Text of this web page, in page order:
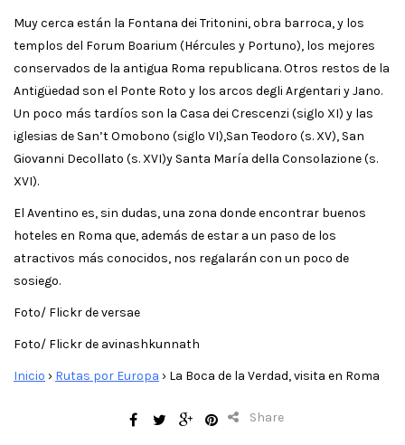
Muy cerca están la Fontana dei Tritonini, obra barroca, y los
templos del Forum Boarium (Hércules y Portuno), los mejores
conservados de la antigua Roma republicana. Otros restos de la
Antigüedad son el Ponte Roto y los arcos degli Argentari y Jano.
Un poco más tardíos son la Casa dei Crescenzi (siglo XI) y las
iglesias de San’t Omobono (siglo VI),San Teodoro (s. XV), San
Giovanni Decollato (s. XVI)y Santa María della Consolazione (s.
XVI).
El Aventino es, sin dudas, una zona donde encontrar buenos
hoteles en Roma que, además de estar a un paso de los
atractivos más conocidos, nos regalarán con un poco de
sosiego.
Foto/ Flickr de versae
Foto/ Flickr de avinashkunnath
Inicio › Rutas por Europa › La Boca de la Verdad, visita en Roma
Share